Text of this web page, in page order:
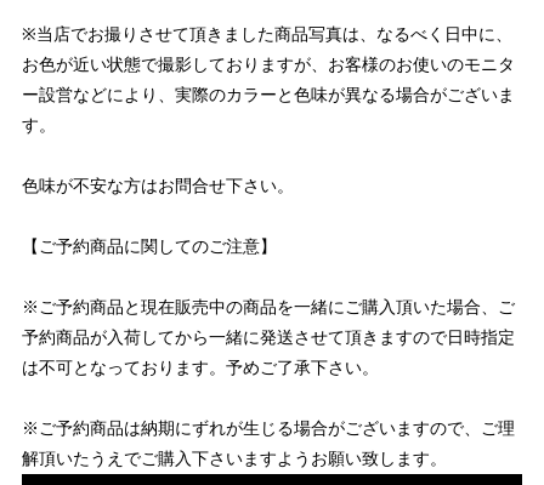
※当店でお撮りさせて頂きました商品写真は、なるべく日中に、
お色が近い状態で撮影しておりますが、お客様のお使いのモニタ
ー設営などにより、実際のカラーと色味が異なる場合がございま
す。
色味が不安な方はお問合せ下さい。
【ご予約商品に関してのご注意】
※ご予約商品と現在販売中の商品を一緒にご購入頂いた場合、ご
予約商品が入荷してから一緒に発送させて頂きますので日時指定
は不可となっております。予めご了承下さい。
※ご予約商品は納期にずれが生じる場合がございますので、ご理
解頂いたうえでご購入下さいますようお願い致します。